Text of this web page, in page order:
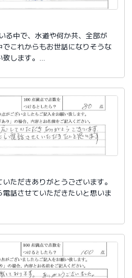
る中で、水道や何か共、全部が
これからもお世話になりそうな
します。
…
ただきありがとうございます。
話させていただきたいと思いま